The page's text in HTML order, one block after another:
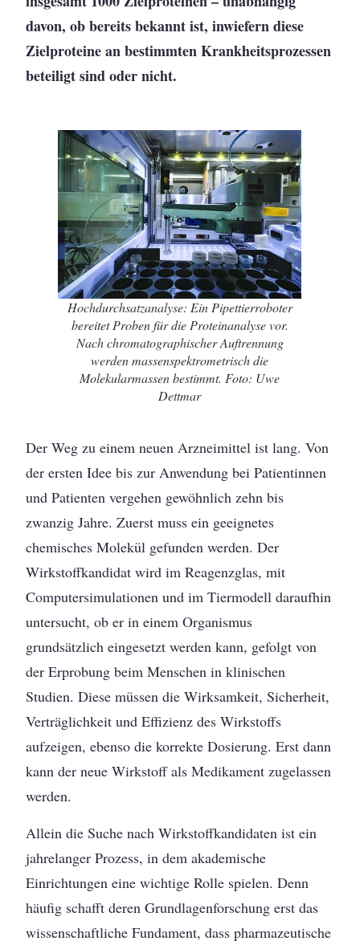
davon, ob bereits bekannt ist, inwiefern diese
Zielproteine an bestimmten Krankheitsprozessen
beteiligt sind oder nicht.
Hochdurchsatzanalyse: Ein Pipettierroboter
bereitet Proben für die Proteinanalyse vor.
Nach chromatographischer Auftrennung
werden massenspektrometrisch die
Molekularmassen bestimmt. Foto: Uwe
Dettmar
Der Weg zu einem neuen Arzneimittel ist lang. Von
der ersten Idee bis zur Anwendung bei Patientinnen
und Patienten vergehen gewöhnlich zehn bis
zwanzig Jahre. Zuerst muss ein geeignetes
chemisches Molekül gefunden werden. Der
Wirkstoffkandidat wird im Reagenzglas, mit
Computersimulationen und im Tiermodell daraufhin
untersucht, ob er in einem Organismus
grundsätzlich eingesetzt werden kann, gefolgt von
der Erprobung beim Menschen in klinischen
Studien. Diese müssen die Wirksamkeit, Sicherheit,
Verträglichkeit und Effizienz des Wirkstoffs
aufzeigen, ebenso die korrekte Dosierung. Erst dann
kann der neue Wirkstoff als Medikament zugelassen
werden.
Allein die Suche nach Wirkstoffkandidaten ist ein
jahrelanger Prozess, in dem akademische
Einrichtungen eine wichtige Rolle spielen. Denn
häufig schafft deren Grundlagenforschung erst das
wissenschaftliche Fundament, dass pharmazeutische